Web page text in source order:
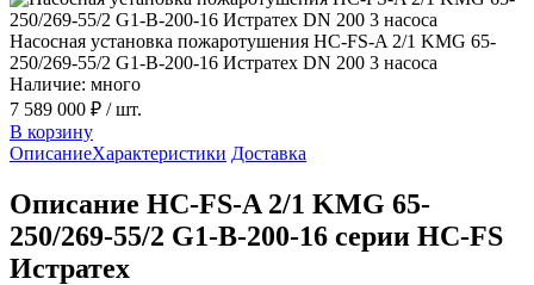
Насосная установка пожаротушения HC-FS-A 2/1 KMG 65-
250/269-55/2 G1-B-200-16 Истратех DN 200 3 насоса
Наличие: много
7 589 000 ₽ / шт.
В корзину
ОписаниеХарактеристики Доставка
Описание HC-FS-A 2/1 KMG 65-
250/269-55/2 G1-B-200-16 серии HC-FS
Истратех